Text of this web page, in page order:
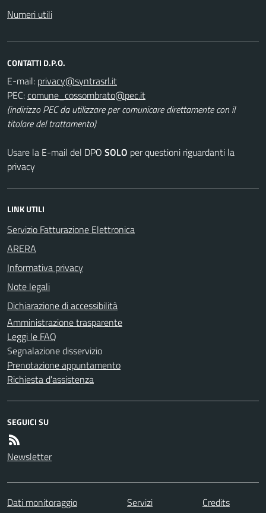
Numeri utili
CONTATTI D.P.O.
E-mail:
PEC:
(indirizzo PEC da utilizzare per comunicare direttamente con il
titolare del trattamento)
Usare la E-mail del DPO SOLO per questioni riguardanti la
privacy
LINK UTILI
Servizio Fatturazione Elettronica
ARERA
Informativa privacy
Note legali
Dichiarazione di accessibilità
Amministrazione trasparente
Leggi le FAQ
Segnalazione disservizio
Prenotazione appuntamento
Richiesta d'assistenza
SEGUICI SU
Newsletter
Dati monitoraggio Servizi
Credits